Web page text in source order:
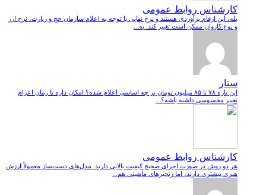
کارشناس روابط عمومی
بله، این ارقام برآوردی هستند و نرخ نهایی با توجه به اعلام سازمان حج و زیارت، نرخ ارز
و نوع کاروان ممکن است تغییر کند. به...
ستار
این بازه ۷۸ تا ۸۵ میلیون تومان بر چه اساسی اعلام شده؟ امکان داره تا زمان اعزام
تغییر محسوسی داشته باشه؟...
کارشناس روابط عمومی
هر دو روش در صورت اجرای صحیح کیفیت بالایی دارند. مدل‌های دست‌ساز معمولاً ارزش
هنری بیشتری دارند، اما زنجیرهای ماشینی هم...